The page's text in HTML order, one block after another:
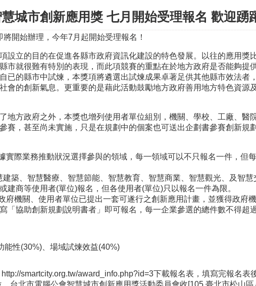
城市創新應用獎 七月開始受理報名 歡迎踴
開始辦理，今年7月起開始受理報名！
設立的目的在促進各縣市政府資訊化建設的特色發展。以往的應用獎
市就很難有特別的表現，而此項競賽的重點在於地方政府是否能夠提
已的縣市中試煉，本獎項將遴選出試煉成果卓著足供其他縣市效法者
會的創新氣息。更重要的是藉此活動鼓勵地方政府善用地方特色資源
地方政府之外，本獎也增列使用者單位組別，機關、學校、工廠、醫
賽，甚至尚未實施，只是在規劃中的個案也可送出企劃書參賽創新規劃
實際業務推動狀況選擇參與的領域，每一領域可以不只報名一件，但
建築、智慧醫療、智慧節能、智慧教育、智慧商業、智慧觀光、及智
建商等使用者(單位)報名，但各使用者(單位)只以報名一件為限。
府機關、使用者單位已提出一套可遂行之創新應用計畫，並獲得政府
「協助創新規劃說明書者」即可報名，每一企業參選的總件數不得超
能性(30%)、場域試煉效益(40%)
http://smartcity.org.tw/award_info.php?id=3下載報名表，填寫完報名表